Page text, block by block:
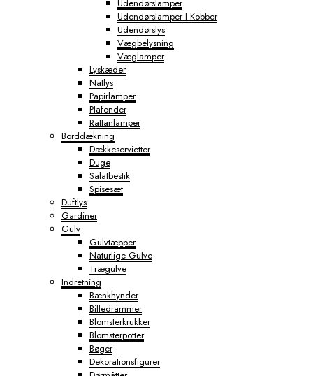
Udendørslamper
Udendørslamper I Kobber
Udendørslys
Vægbelysning
Væglamper
Lyskæder
Natlys
Papirlamper
Plafonder
Rattanlamper
Borddækning
Dækkeservietter
Duge
Salatbestik
Spisesæt
Duftlys
Gardiner
Gulv
Gulvtæpper
Naturlige Gulve
Trægulve
Indretning
Bænkhynder
Billedrammer
Blomsterkrukker
Blomsterpotter
Bøger
Dekorationsfigurer